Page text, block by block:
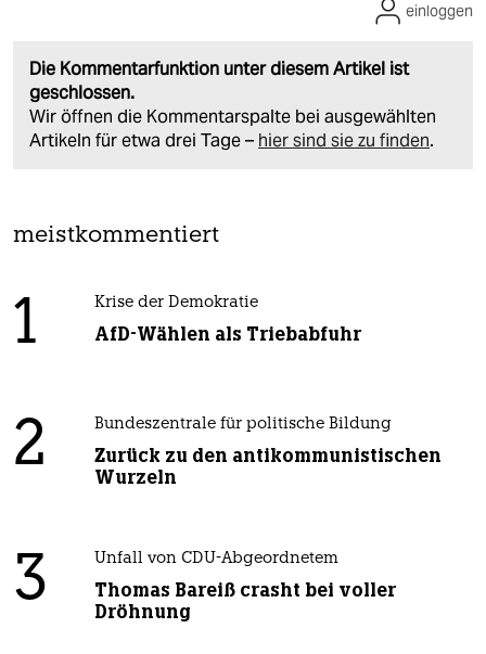
Die Kommentarfunktion unter diesem Artikel ist
geschlossen.
Wir öffnen die Kommentarspalte bei ausgewählten
Artikeln für etwa drei Tage – hier sind sie zu finden.
einloggen
meistkommentiert
1 Krise der Demokratie
AfD-Wählen als Triebabfuhr
2 Bundeszentrale für politische Bildung
Zurück zu den antikommunistischen
Wurzeln
3 Unfall von CDU-Abgeordnetem
Thomas Bareiß crasht bei voller
Dröhnung